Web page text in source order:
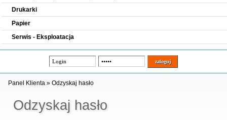
Drukarki
Papier
Serwis - Eksploatacja
Odzyskaj hasło
Panel Klienta »Odzyskaj hasło